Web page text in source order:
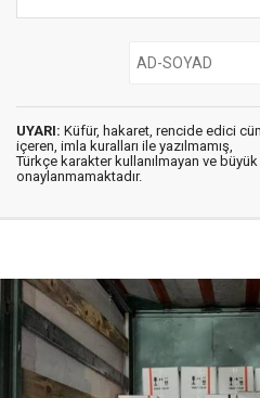
UYARI: Küfür, hakaret, rencide edici
içeren, imla kuralları ile yazılmamış,
Türkçe karakter kullanılmayan ve
onaylanmamaktadır.